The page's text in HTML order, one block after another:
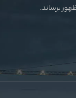
برساند.